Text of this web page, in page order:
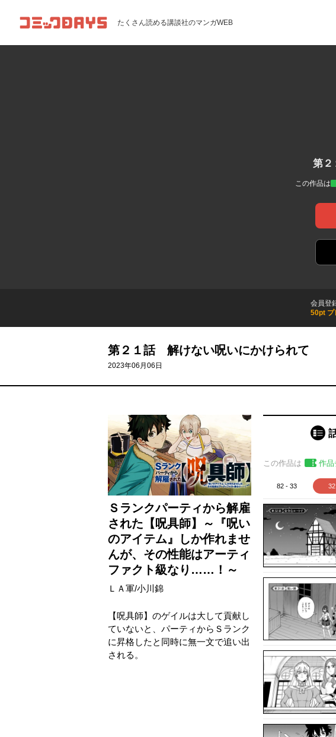
コミックDAYS たくさん読める講談社のマンガWEB
第
この作品は
会員登
50pt プ
第２１話 解けない呪いにかけられて
2023年06月06日
Ｓランクパーティから解雇
された【呪具師】～『呪い
のアイテム』しか作れませ
んが、その性能はアーティ
ファクト級なり……！～
ＬＡ軍/小川錦
【呪具師】のゲイルは大して貢献し
ていないと、パーティからＳランク
に昇格したと同時に無一文で追い出
される。
この作品は 作品
82 - 33 32